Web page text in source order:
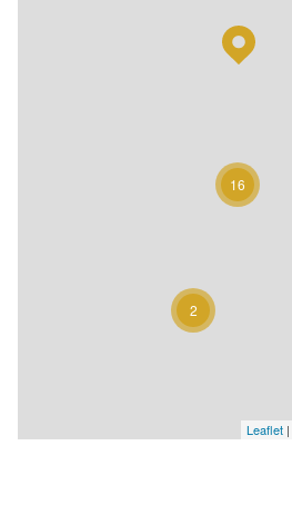
2
16
Leaflet |